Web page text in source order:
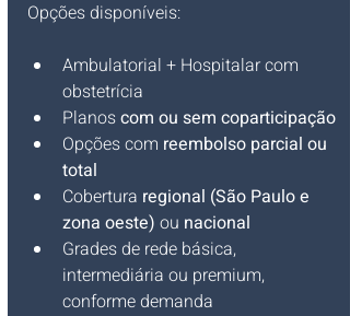
Opções disponíveis:
Ambulatorial + Hospitalar com
obstetrícia
Planos com ou sem coparticipação
Opções com reembolso parcial ou
total
Cobertura regional (São Paulo e
zona oeste) ou nacional
Grades de rede básica,
intermediária ou premium,
conforme demanda